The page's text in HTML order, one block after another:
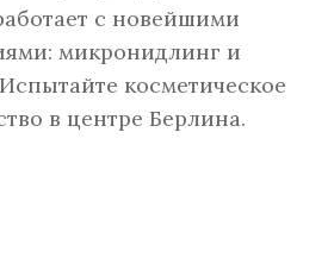
с новейшими
микронидлинг и
косметическое
в центре Берлина.